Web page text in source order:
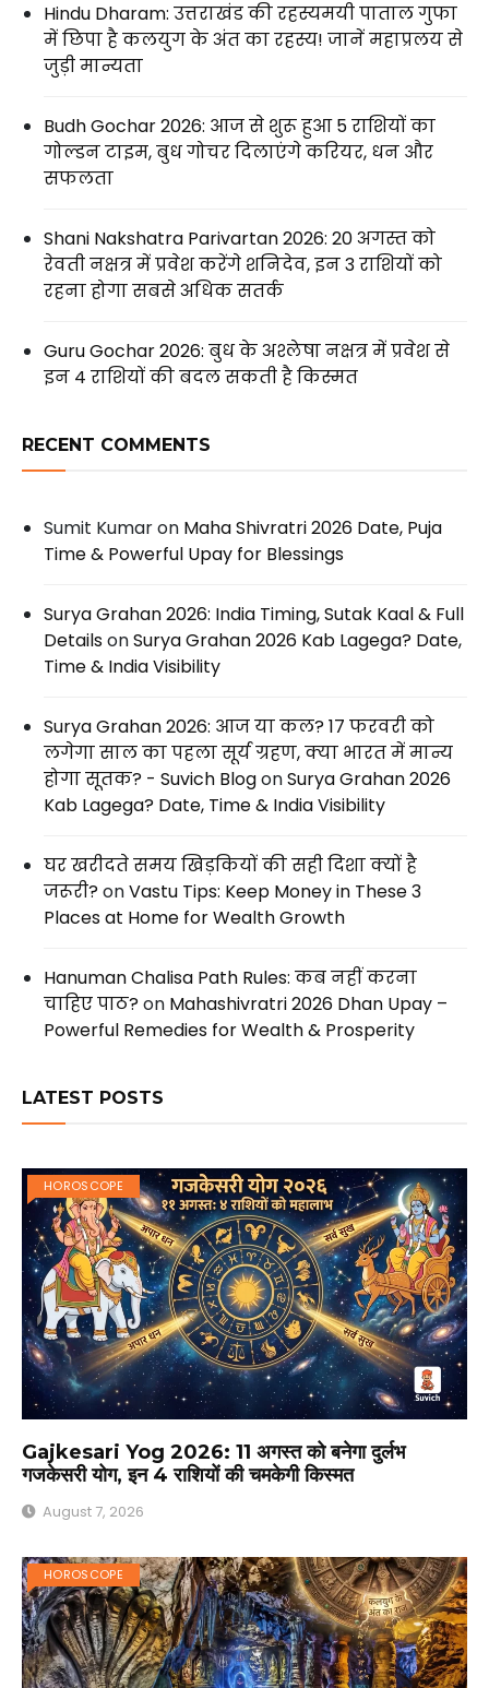
Hindu Dharam: उत्तराखंड की रहस्यमयी पाताल गुफा
में छिपा है कलयुग के अंत का रहस्य! जानें महाप्रलय से
जुड़ी मान्यता
Budh Gochar 2026: आज से शुरू हुआ 5 राशियों का
गोल्डन टाइम, बुध गोचर दिलाएंगे करियर, धन और
सफलता
Shani Nakshatra Parivartan 2026: 20 अगस्त को
रेवती नक्षत्र में प्रवेश करेंगे शनिदेव, इन 3 राशियों को
रहना होगा सबसे अधिक सतर्क
Guru Gochar 2026: बुध के अश्लेषा नक्षत्र में प्रवेश से
इन 4 राशियों की बदल सकती है किस्मत
RECENT COMMENTS
Sumit Kumaron Maha Shivratri 2026 Date, Puja
Time & Powerful Upay for Blessings
Surya Grahan 2026: India Timing, Sutak Kaal & Full
DetailsonSurya Grahan 2026 Kab Lagega? Date,
Time & India Visibility
Surya Grahan 2026: आज या कल? 17 फरवरी को
लगेगा साल का पहला सूर्य ग्रहण, क्या भारत में मान्य
होगा सूतक? - Suvich BlogonSurya Grahan 2026
Kab Lagega? Date, Time & India Visibility
घर खरीदते समय खिड़कियों की सही दिशा क्यों है
जरूरी?onVastu Tips: Keep Money in These 3
Places at Home for Wealth Growth
Hanuman Chalisa Path Rules: कब नहीं करना
चाहिए पाठ?on Mahashivratri 2026 Dhan Upay –
Powerful Remedies for Wealth & Prosperity
LATEST POSTS
HOROSCOPE
Gajkesari Yog 2026: 11 अगस्त को बनेगा दुर्लभ
गजकेसरी योग, इन 4 राशियों की चमकेगी किस्मत
August 7, 2026
HOROSCOPE